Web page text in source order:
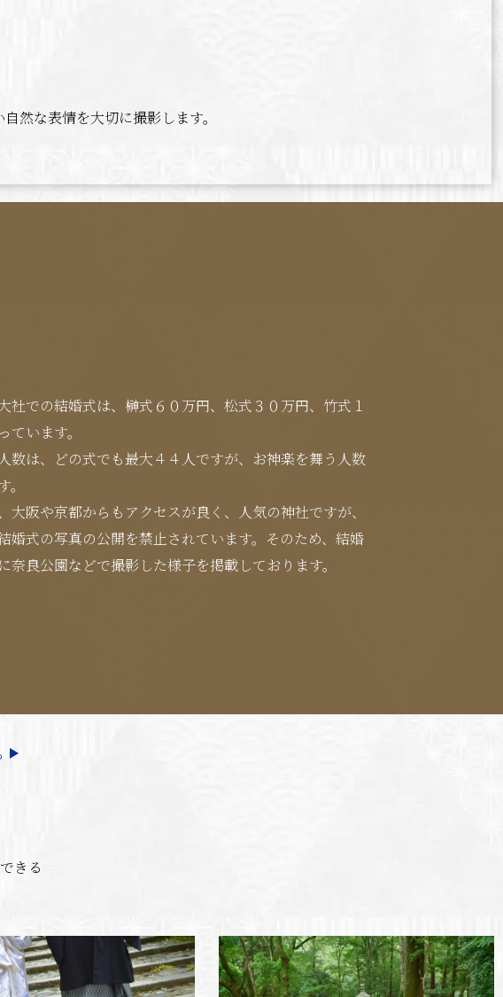
然な表情を大切に撮影します。
社での結婚式は、榊式６０万円、松式３０万円、竹式１
ています。
数は、どの式でも最大４４人ですが、お神楽を舞う人数
大阪や京都からもアクセスが良く、人気の神社ですが、
婚式の写真の公開を禁止されています。そのため、結婚
奈良公園などで撮影した様子を掲載しております。
きる